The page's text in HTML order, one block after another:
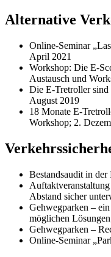
Alternative
Online-Seminar
April 2021
Workshop: Die E-
Austausch und
Die E-Tretroller sind
August 2019
18 Monate E-
Workshop; 2.
Bestandsaudit in
Abstand sicher
Gehwegparken –
möglichen
Gehwegparken –
Online-Seminar